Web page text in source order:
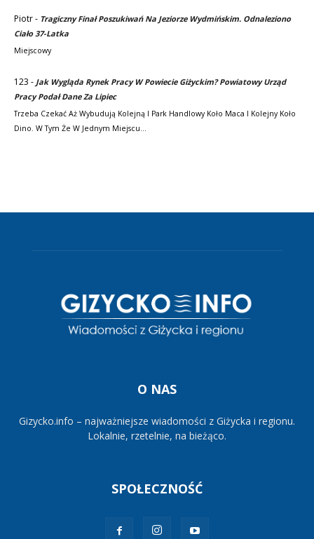
Piotr- Tragiczny Finał Poszukiwań Na Jeziorze Wydmińskim. Odnaleziono
Ciało 37-Latka
Miejscowy
123 - Jak Wygląda Rynek Pracy W Powiecie Giżyckim? Powiatowy Urząd
Pracy Podał Dane Za Lipiec
Trzeba Czekać Aż Wybudują Kolejną I Park Handlowy Koło Maca I Kolejny Koło
Dino. W Tym Że W Jednym Miejscu…
O NAS
Gizycko.info – najważniejsze wiadomości z Giżycka i regionu.
Lokalnie, rzetelnie, na bieżąco.
SPOŁECZNOŚĆ